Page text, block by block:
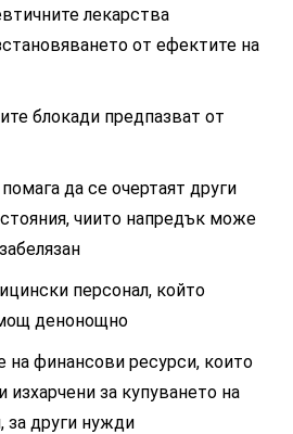
лекарства
от ефектите на
блокади предпазват от
да се очертаят други
чиито напредък може
персонал, който
денонощно
финансови ресурси, които
изхарчени за купуването на
за други нужди